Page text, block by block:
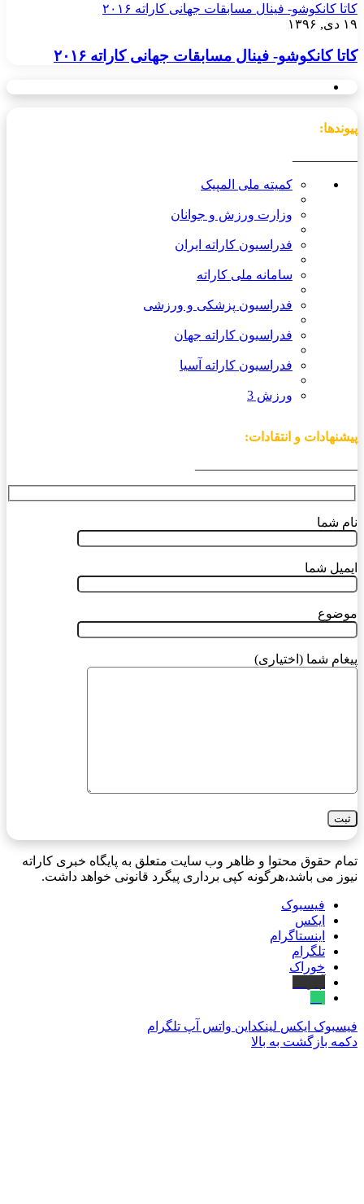
کاتا کانکوشو- فینال مسابقات جهانی کاراته ۲۰۱۶
۱۹ دی, ۱۳۹۶
کاتا کانکوشو- فینال مسابقات جهانی کاراته ۲۰۱۶
پیوندها:
کمیته ملی المپیک
وزارت ورزش و جوانان
فدراسیون کاراته ایران
سامانه ملی کاراته
فدراسیون پزشکی و ورزشی
فدراسیون کاراته جهان
فدراسیون کاراته آسیا
ورزش 3
پیشنهادات و انتقادات:
نام شما
ایمیل شما
موضوع
پیغام شما (اختیاری)
تمام حقوق محتوا و ظاهر وب سایت متعلق به پایگاه خبری کاراته
نیوز می باشد،هرگونه کپی برداری پیگرد قانونی خواهد داشت.
فیسبوک
ایکس
اینستاگرام
تلگرام
خوراک
فیسبوک ایکس لینکداین واتس آپ تلگرام
دکمه بازگشت به بالا